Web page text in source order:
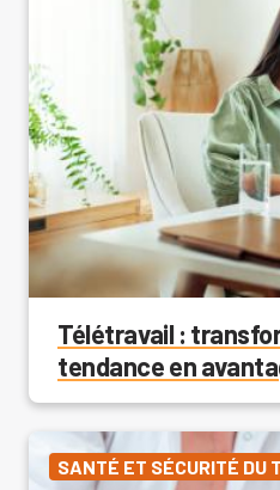
Télétravail :
tendance en
SANTÉ ET SÉCURITÉ DU